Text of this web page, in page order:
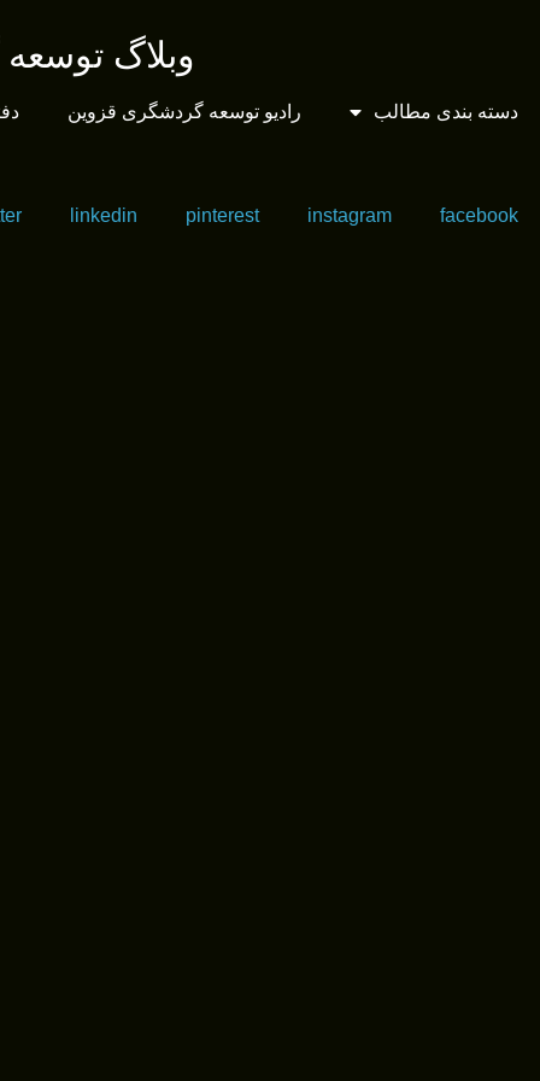
وبلاگ
دسته بندی مطالب رادیو توسعه گردشگری قزوین
facebook
instagram
pinterest
linkedin